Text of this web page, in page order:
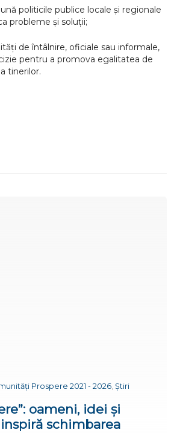
politicile publice locale și regionale
probleme și soluții;
de întâlnire, oficiale sau informale,
pentru a promova egalitatea de
tinerilor.
Prospere 2021 - 2026, Știri
oameni, idei și
schimbarea